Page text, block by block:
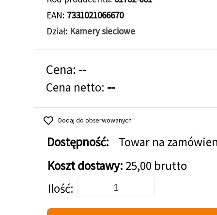
EAN 7331021066670
Dział Kamery sieciowe
Cena: --
Cena netto: --
Dodaj do obserwowanych
Dostępność:
Towar na
Koszt dostawy: 25,00 brutto
Dodaj do koszyka
Ilość